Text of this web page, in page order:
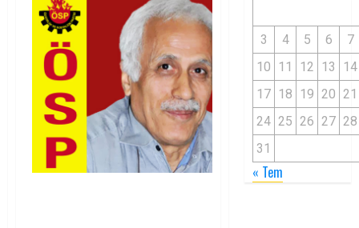
3 4 5 6
7
10 11 12 13
14
17 18 19 20 21
24 25 26 27 28
31
« Tem